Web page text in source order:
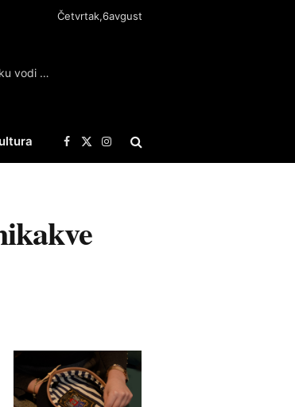
Četvrtak,6avgust
Kurti: Konstituisanje Skupštine bez dogovora o predsedniku vodi ka novim izborima
Facebook
X
(Twitter)
Instagram